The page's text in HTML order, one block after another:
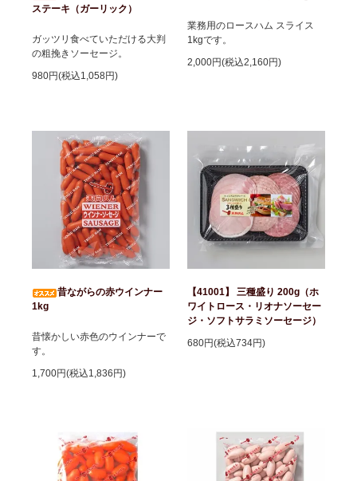
ステーキ（ガーリック）
ガッツリ食べていただける大判
の粗挽きソーセージ。
980円(税込1,058円)
業務用のロースハム スライス
1kgです。
2,000円(税込2,160円)
昔ながらの赤ウインナー
1kg
昔懐かしい赤色のウインナーで
す。
1,700円(税込1,836円)
【41001】 三種盛り 200g（ホ
ワイトロース・リオナソーセー
ジ・ソフトサラミソーセージ）
680円(税込734円)